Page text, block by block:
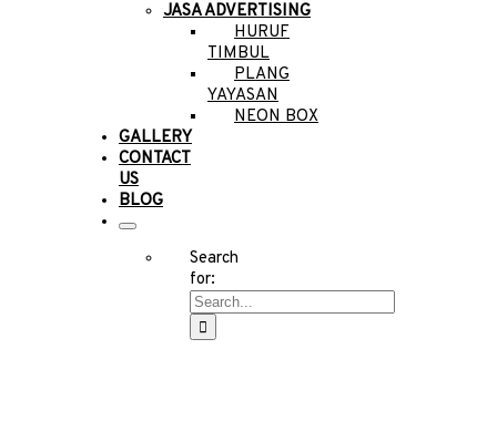
JASA ADVERTISING
HURUF
TIMBUL
PLANG
YAYASAN
NEON BOX
GALLERY
CONTACT
US
BLOG
Search
for: